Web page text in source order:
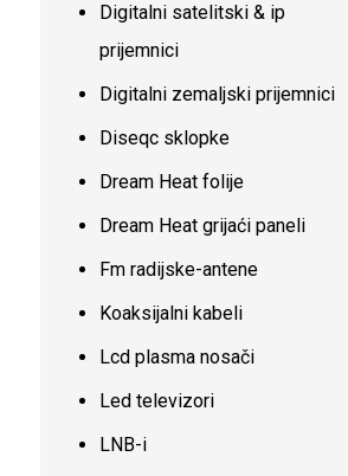
Digitalni satelitski & ip
prijemnici
Digitalni zemaljski prijemnici
Diseqc sklopke
Dream Heat folije
Dream Heat grijaći paneli
Fm radijske-antene
Koaksijalni kabeli
Lcd plasma nosači
Led televizori
LNB-i